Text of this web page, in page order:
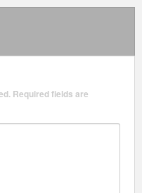
Required fields are